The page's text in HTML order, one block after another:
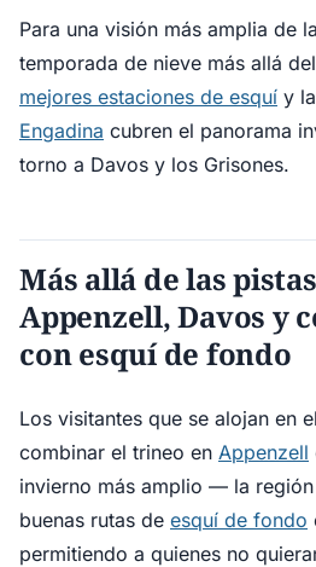
Para una visión más amplia de
temporada de nieve más allá
mejores estaciones de esquí y la
Engadina cubren el panorama
torno a Davos y los Grisones.
Más allá de las
Appenzell, Davos y
con esquí de fondo
Los visitantes que se alojan en
combinar el trineo en Appenzell
invierno más amplio — la
buenas rutas de esquí de fondo
permitiendo a quienes no